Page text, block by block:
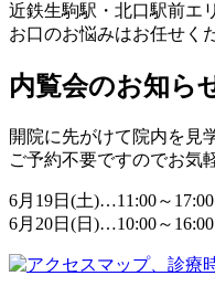
近鉄生駒駅・北口駅前エ
お口のお悩みはお任せく
内覧会のお知ら
開院に先がけて院内を見
ご予約不要ですのでお気
6月19日(土)…11:00～17:00
6月20日(日)…10:00～16:00